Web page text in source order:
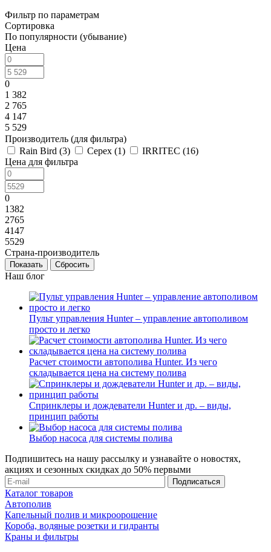
Фильтр по параметрам
Сортировка
По популярности (убывание)
Цена
0
1 382
2 765
4 147
5 529
Производитель (для фильтра)
Rain Bird (3) Cepex (1) IRRITEC (16)
Цена для фильтра
0
1382
2765
4147
5529
Страна-производитель
Сбросить
Наш блог
Пульт управления Hunter – управление автополивом
просто и легко
Расчет стоимости автополива Hunter. Из чего
складывается цена на систему полива
Спринклеры и дождеватели Hunter и др. – виды,
принцип работы
Выбор насоса для системы полива
Подпишитесь на нашу рассылку и узнавайте о новостях,
акциях и сезонных скидках до 50% первыми
Каталог товаров
Автополив
Капельный полив и микроорошение
Короба, водяные розетки и гидранты
Краны и фильтры